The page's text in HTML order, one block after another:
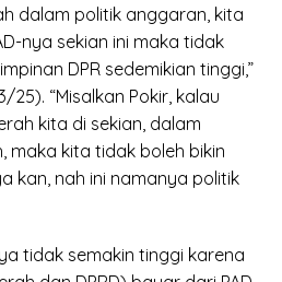
dalam politik anggaran, kita
nya sekian ini maka tidak
DPR sedemikian tinggi,”
“Misalkan Pokir, kalau
kita di sekian, dalam
maka kita tidak boleh bikin
kan, nah ini namanya politik
tidak semakin tinggi karena